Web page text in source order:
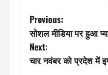
P
o
s
Previous:
सोशल मीडिया पर हुआ
Next:
चार नवंबर को प्रदेश में